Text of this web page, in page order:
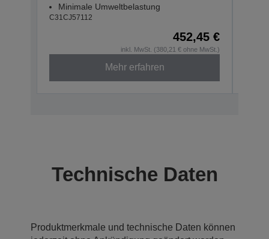
Minimale Umweltbelastung
C31CJ57112
452,45 €
inkl. MwSt. (380,21 € ohne MwSt.)
Mehr erfahren
Technische Daten
Produktmerkmale und technische Daten können